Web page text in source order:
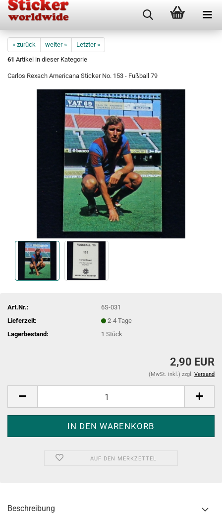
« zurück weiter »
Letzter »
61 Artikel in dieser Kategorie
Carlos Rexach Americana Sticker No. 153 - Fußball 79
Art.Nr.:
6S-031
Lieferzeit:
2-4 Tage
Lagerbestand:
1Stück
2,90 EUR
(MwSt. inkl.) zzgl. Versand
AUF DEN MERKZETTEL
Beschreibung